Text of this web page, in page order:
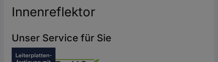
Innenreflektor
Unser Service für Sie